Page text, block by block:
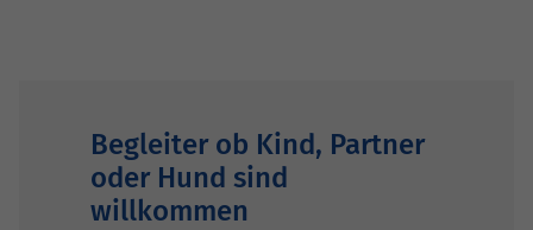
Begleiter ob Kind, Partner
oder Hund sind
willkommen